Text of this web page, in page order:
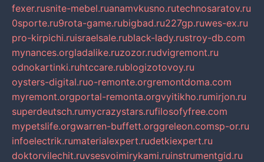
fexer.rusnite-mebel.ruanamvkusno.rutechnosaratov.ru
0sporte.ru9rota-game.rubigbad.ru227gp.ruwes-ex.ru
pro-kirpichi.ruisraelsale.rublack-lady.rustroy-db.com
mynances.orgladalike.ruzozor.rudvigremont.ru
odnokartinki.ruhtccare.rublogizotovoy.ru
oysters-digital.ruo-remonte.orgremontdoma.com
myremont.orgportal-remonta.orgvyitikho.rumirjon.ru
superdeutsch.rumycrazystars.rufilosofyfree.com
mypetslife.orgwarren-buffett.orggreleon.comsp-or.ru
infoelectrik.rumaterialexpert.rudetkiexpert.ru
doktorvilechit.ruvsesvoimirykami.ruinstrumentgid.ru